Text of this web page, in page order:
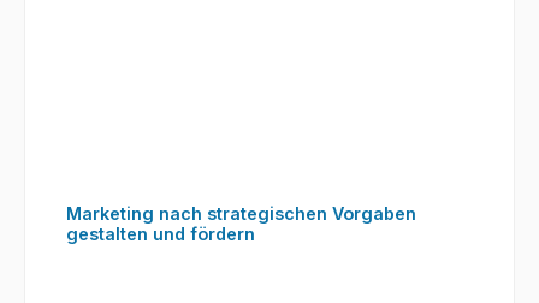
Marketing nach strategischen Vorgaben
gestalten und fördern